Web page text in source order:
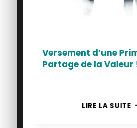
Versement d’une
Partage de la Valeur
LIRE LA SUITE